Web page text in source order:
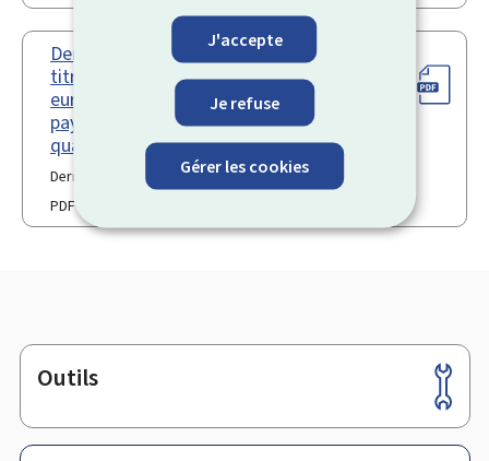
J'accepte
Je refuse
Gérer les cookies
Demande en renouvellement d’un
titre de séjour "carte bleue
européenne" pour ressortissant de
pays tiers travailleur hautement
qualifié
Dernière modification le 06.01.2026
PDF
Pied
de
page
Outils